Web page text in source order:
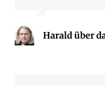
Harald über